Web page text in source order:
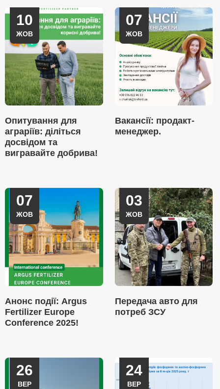
10
ЖОВ
Опитування для
аграріїв: діліться
досвідом та
вигравайте добрива!
07
ЖОВ
Вакансії: продакт-
менеджер.
07
ЖОВ
Анонс події: Argus
Fertilizer Europe
Conference 2025!
03
ЖОВ
Передача авто для
потреб ЗСУ
26
ВЕР
24
ВЕР